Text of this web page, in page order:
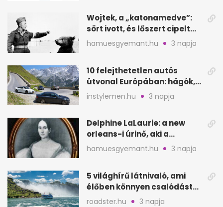
Wojtek, a „katonamedve”:
sört ivott, és lőszert cipelt
Monte Cassinónál
hamuesgyemant.hu 3 napja
10 felejthetetlen autós
útvonal Európában: hágók,
partok, fjordok
instylemen.hu 3 napja
Delphine LaLaurie: a new
orleans-i úrinő, aki a
padláson kínzott
hamuesgyemant.hu 3 napja
5 világhírű látnivaló, ami
élőben könnyen csalódást
okozhat
roadster.hu 3 napja